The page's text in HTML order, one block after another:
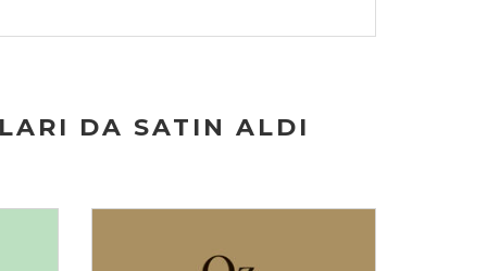
DA SATIN ALDI